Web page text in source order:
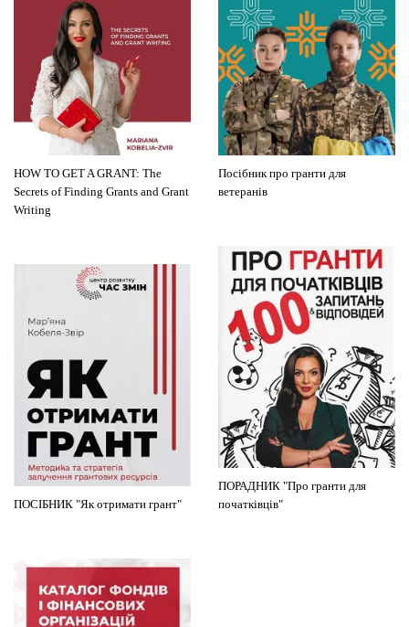
HOW TO GET A GRANT: The
Secrets of Finding Grants and Grant
Writing
Посібник про гранти для
ветеранів
ПОРАДНИК "Про гранти для
початківців"
ПОСІБНИК "Як отримати грант"